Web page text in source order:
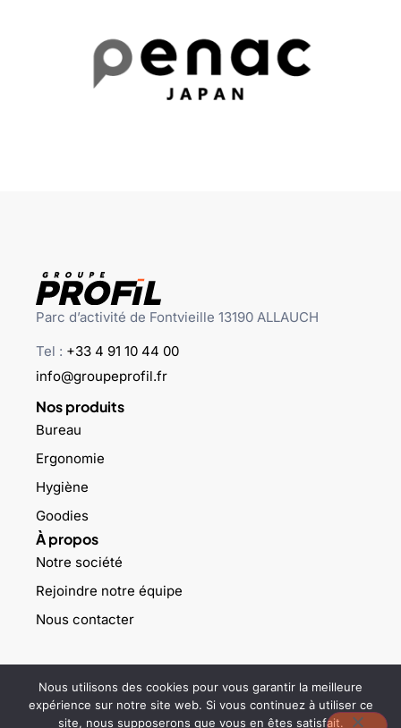
Parc d’activité de Fontvieille 13190 ALLAUCH
Tel : +33 4 91 10 44 00
info@groupeprofil.fr
Nos produits
Bureau
Ergonomie
Hygiène
Goodies
À propos
Notre société
Rejoindre notre équipe
Nous contacter
Nous utilisons des cookies pour vous garantir la meilleure
expérience sur notre site web. Si vous continuez à utiliser ce
site, nous supposerons que vous en êtes satisfait.